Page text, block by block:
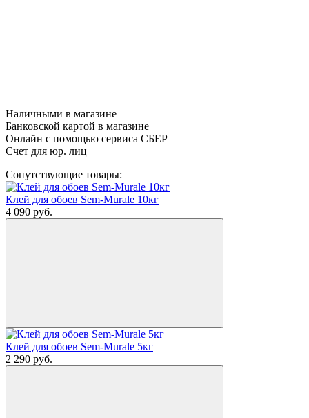
Наличными в магазине
Банковской картой в магазине
Онлайн с помощью сервиса СБЕР
Счет для юр. лиц
Сопутствующие товары:
Клей для обоев Sem-Murale 10кг
4 090 руб.
Клей для обоев Sem-Murale 5кг
2 290 руб.